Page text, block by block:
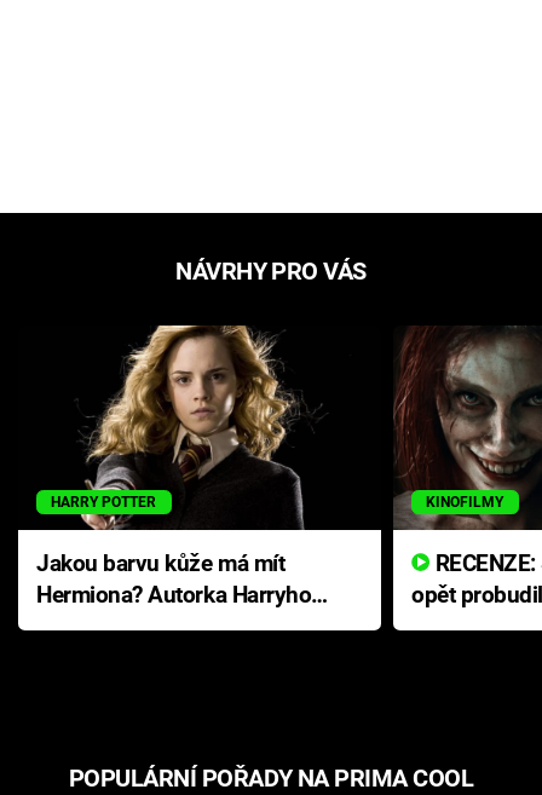
NÁVRHY PRO VÁS
HARRY POTTER
Jakou barvu kůže má mít
Hermiona? Autorka Harryho
Pottera přišla s ráznou
KINOFILMY
opět
přichází s
POPULÁRNÍ POŘADY NA PRIMA COOL